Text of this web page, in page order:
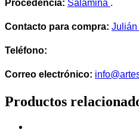
Procedencia: Salamina .
Contacto para compra: Julián
Teléfono:
Correo electrónico:
Productos